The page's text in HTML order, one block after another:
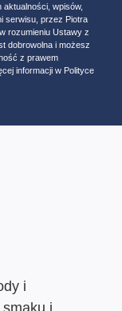
wpisów,
serwisu, przez Piotra
rozumieniu Ustawy z
dobrowolna i możesz
z prawem
informacji w Polityce
i